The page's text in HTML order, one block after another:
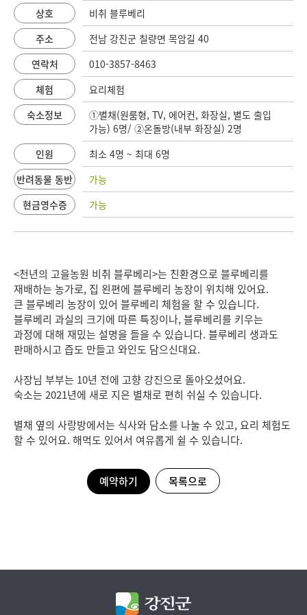
상호
비취 블루베리
주소
전남 강진군 칠량면 목암길 40
연락처
010-3857-8463
체험
요리체험
숙소정보
①별채(원룸형, TV, 에어컨, 화장실, 별도 출입
가능) 6명/ ②온돌방(내부 화장실) 2명
인원
최소 4명 ~ 최대 6명
반려동물 동반
가능
현금영수증
가능
<천년의 고을농원 비취 블루베리>는 친환경으로 블루베리를
재배하는 농가로, 집 왼편에 블루베리 농장이 위치해 있어요.
큰 블루베리 농장이 있어 블루베리 체험을 할 수 있습니다.
블루베리 과실의 크기에 따른 특징이나, 블루베리를 키우는
과정에 대해 재밌는 설명을 들을 수 있습니다. 블루베리 생과도
판매하시고 즙도 만들고 와인도 담으신대요.
사장님 부부는 10년 전에 고향 강진으로 돌아오셨어요.
숙소는 2021년에 새로 지은 별채로 편히 쉬실 수 있습니다.
별채 옆의 사랑방에서는 식사와 담소를 나눌 수 있고, 요리 체험도
할 수 있어요. 해먹도 있어서 여유롭게 쉴 수 있습니다.
예약하기 목록으로